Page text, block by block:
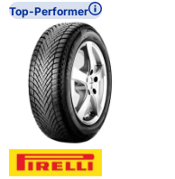
Top-Performer